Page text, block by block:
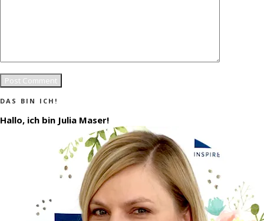
DAS BIN ICH!
Hallo, ich bin Julia Maser!